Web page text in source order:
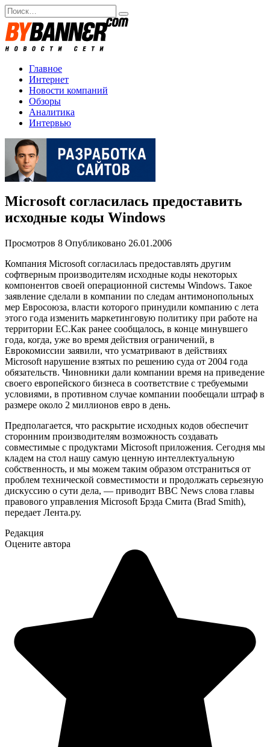
Перейти
к
содержанию
Search
for:
Главное
Интернет
Новости компаний
Обзоры
Аналитика
Интервью
Microsoft согласилась предоставить
исходные коды Windows
Просмотров 8 Опубликовано 26.01.2006
Компания Microsoft согласилась предоставлять другим
софтверным производителям исходные коды некоторых
компонентов своей операционной системы Windows. Такое
заявление сделали в компании по следам антимонопольных
мер Евросоюза, власти которого принудили компанию с лета
этого года изменить маркетинговую политику при работе на
территории ЕС.Как ранее сообщалось, в конце минувшего
года, когда, уже во время действия ограничений, в
Еврокомиссии заявили, что усматривают в действиях
Microsoft нарушение взятых по решению суда от 2004 года
обязательств. Чиновники дали компании время на приведение
своего европейского бизнеса в соответствие с требуемыми
условиями, в противном случае компании пообещали штраф в
размере около 2 миллионов евро в день.
Предполагается, что раскрытие исходных кодов обеспечит
сторонним производителям возможность создавать
совместимые с продуктами Microsoft приложения. Сегодня мы
кладем на стол нашу самую ценную интеллектуальную
собственность, и мы можем таким образом отстраниться от
проблем технической совместимости и продолжать серьезную
дискуссию о сути дела, — приводит BBC News слова главы
правового управления Microsoft Брэда Смита (Brad Smith),
передает Лента.ру.
Редакция
Оцените автора